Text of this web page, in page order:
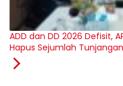
ADD dan DD 2026 Defisit,
Hapus Sejumlah